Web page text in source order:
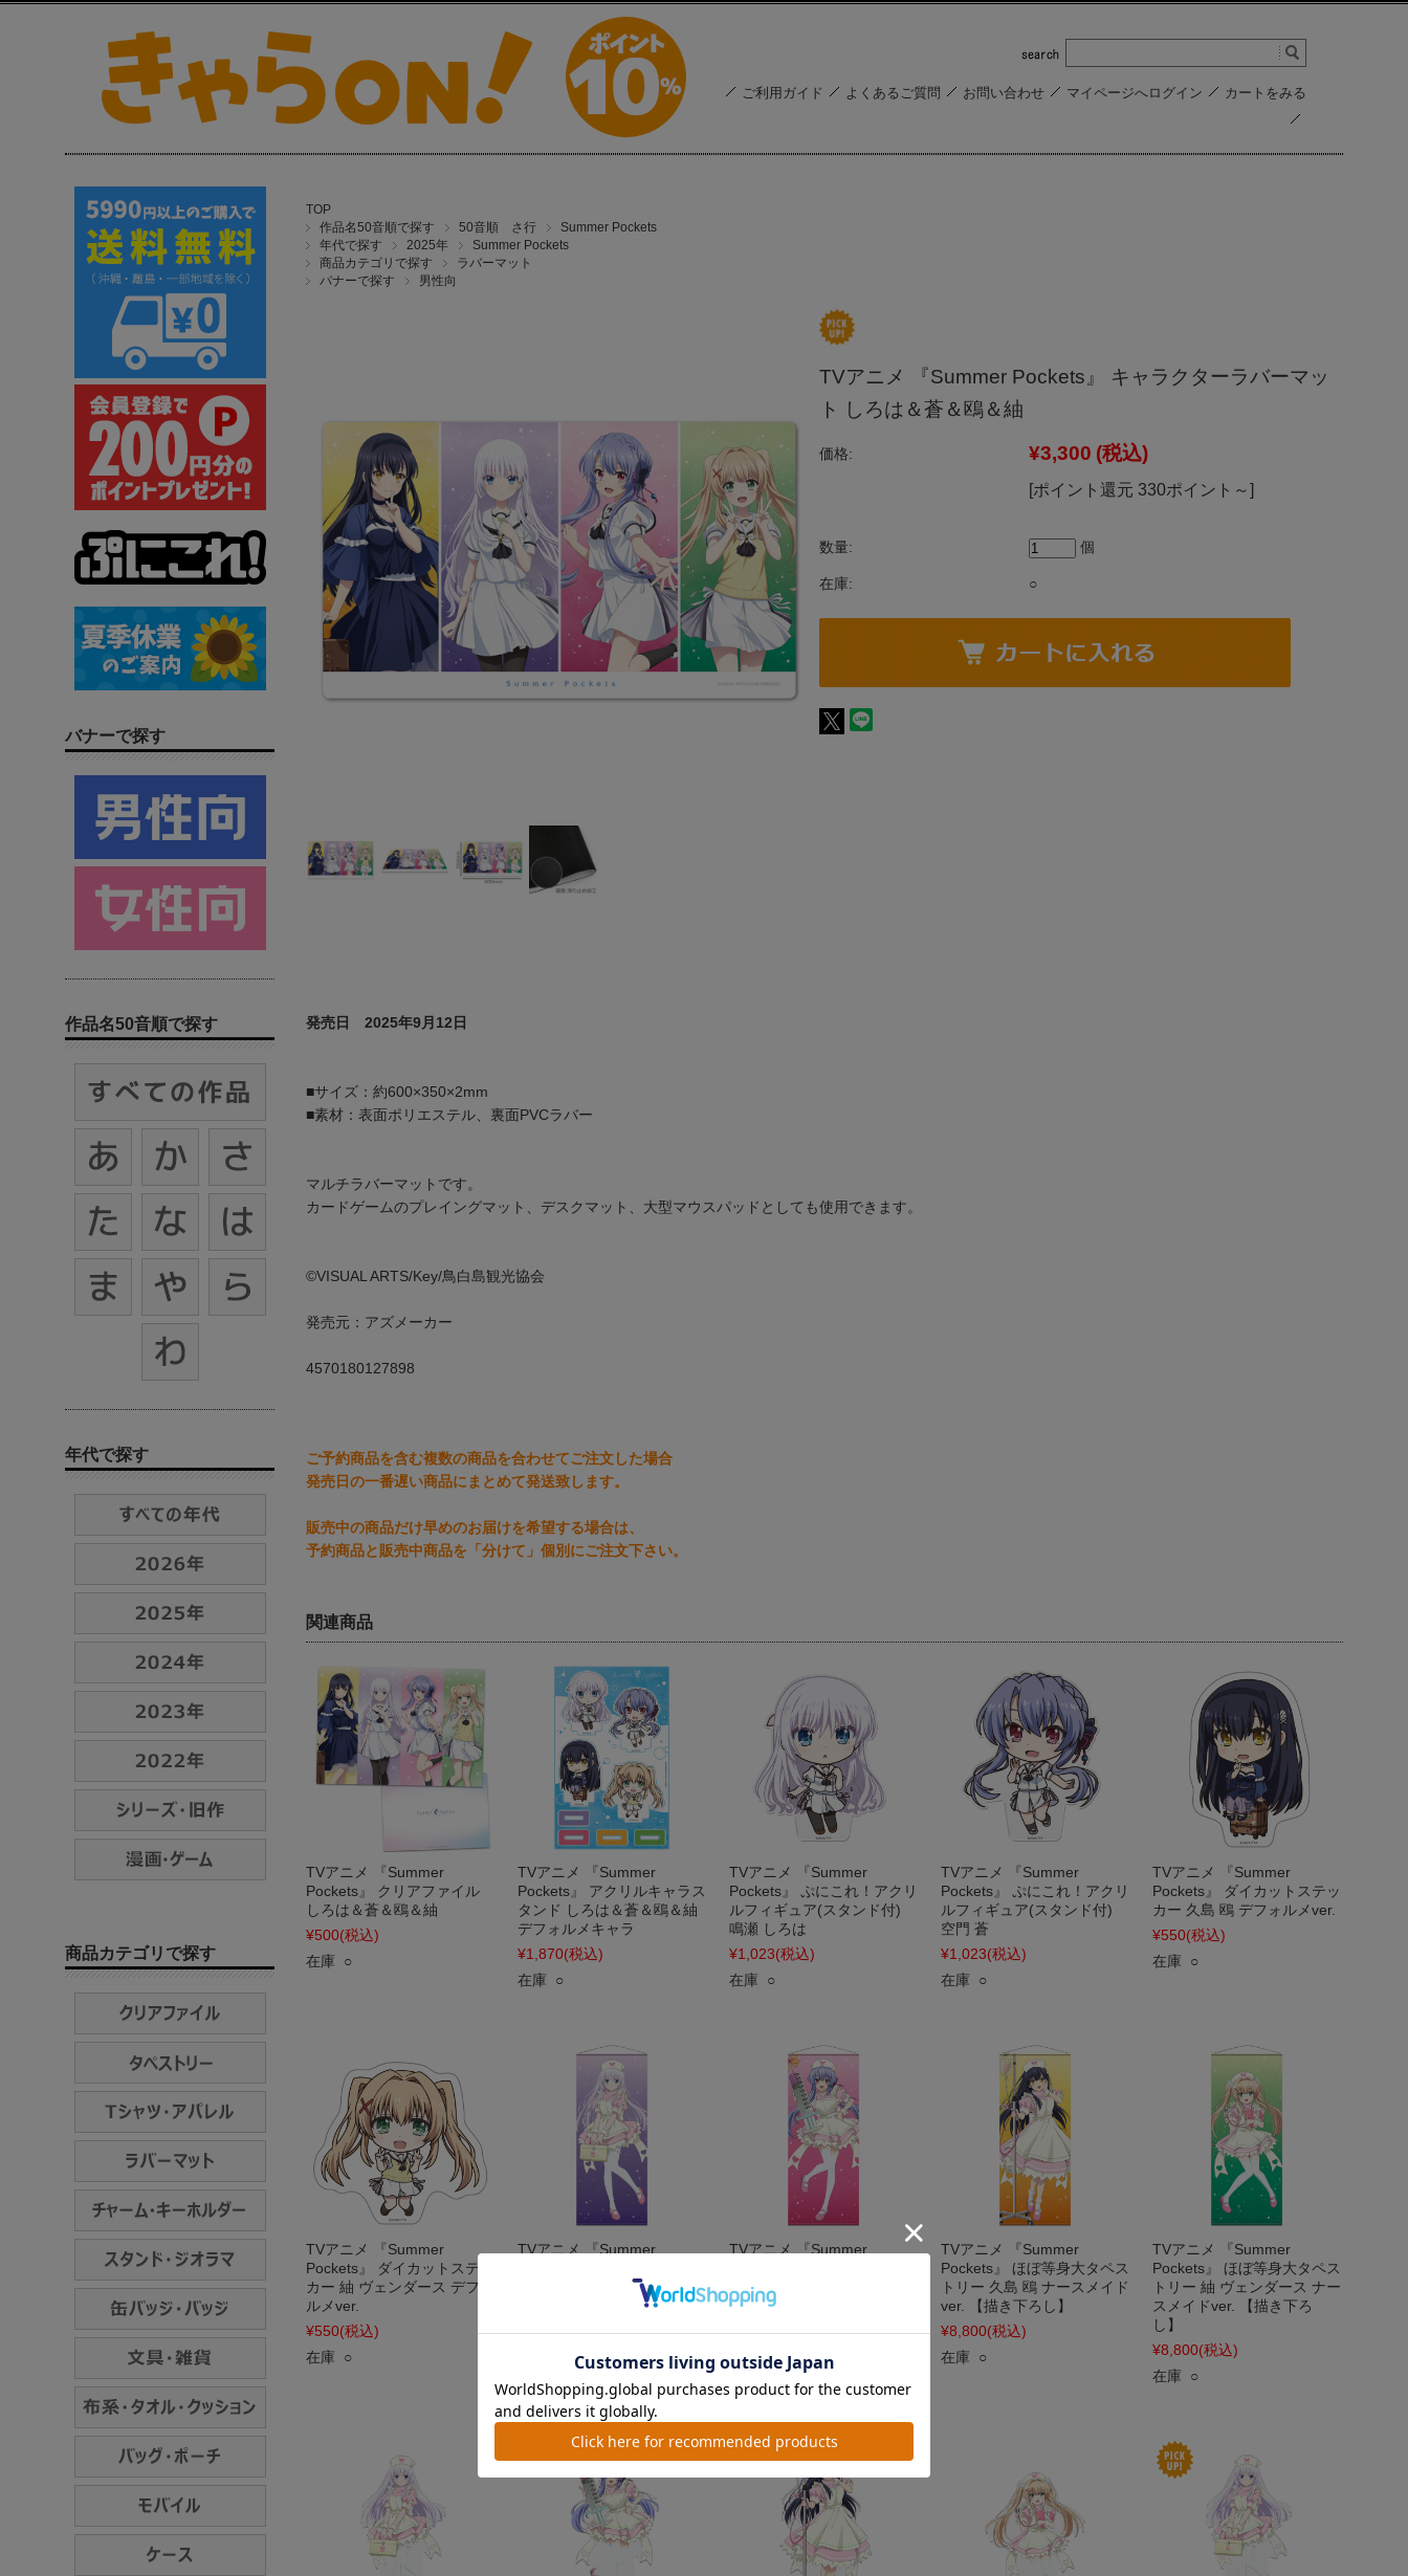
ご利用ガイド よくあるご質問 お問い合わせ マイページへログイン カートをみる
TOP
作品名50音順で探す
50音順 さ行
Summer Pockets
年代で探す
2025年
Summer Pockets
商品カテゴリで探す
ラバーマット
バナーで探す
男性向
TVアニメ 『Summer Pockets』 キャラクターラバーマッ
ト しろは＆蒼＆鴎＆紬
価格: ¥3,300 (税込)
[ポイント還元 330ポイント～]
数量: 個
在庫: ○
発売日 2025年9月12日
■サイズ：約600×350×2mm
■素材：表面ポリエステル、裏面PVCラバー
マルチラバーマットです。
カードゲームのプレイングマット、デスクマット、大型マウスパッドとしても使用できます。
©VISUAL ARTS/Key/鳥白島観光協会
発売元：アズメーカー
4570180127898
ご予約商品を含む複数の商品を合わせてご注文した場合
発売日の一番遅い商品にまとめて発送致します。
販売中の商品だけ早めのお届けを希望する場合は、
予約商品と販売中商品を「分けて」個別にご注文下さい。
関連商品
TVアニメ 『Summer
Pockets』 クリアファイル
しろは＆蒼＆鴎＆紬
¥500(税込)
在庫 ○
TVアニメ 『Summer
Pockets』 アクリルキャラス
タンド しろは＆蒼＆鴎＆紬
デフォルメキャラ
¥1,870(税込)
在庫 ○
TVアニメ 『Summer
Pockets』 ぷにこれ！アクリ
ルフィギュア(スタンド付)
鳴瀬 しろは
¥1,023(税込)
在庫 ○
TVアニメ 『Summer
Pockets』 ぷにこれ！アクリ
ルフィギュア(スタンド付)
空門 蒼
¥1,023(税込)
在庫 ○
TVアニメ 『Summer
Pockets』 ダイカットステッ
カー 久島 鴎 デフォルメver.
¥550(税込)
在庫 ○
TVアニメ 『Summer
Pockets』 ダイカットステッ
カー 紬 ヴェンダース デフォ
ルメver.
¥550(税込)
在庫 ○
TVアニメ 『Summer
トリー 鳴瀬 しろは ナースメ
イドver. 【描き下ろし】
¥8,800(税込)
TVアニメ 『Summer
トリー 空門 蒼 ナースメイド
ver. 【描き下ろし】
¥8,800(税込)
在庫 ○
TVアニメ 『Summer
Pockets』 ほぼ等身大タペス
トリー 久島 鴎 ナースメイド
ver. 【描き下ろし】
¥8,800(税込)
在庫 ○
TVアニメ 『Summer
Pockets』 ほぼ等身大タペス
トリー 紬 ヴェンダース ナー
スメイドver. 【描き下ろ
し】
¥8,800(税込)
在庫 ○
バナーで探す
作品名50音順で探す
年代で探す
商品カテゴリで探す